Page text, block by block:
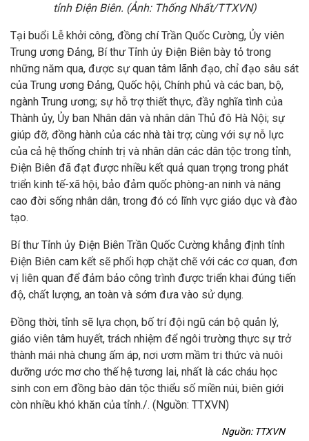
tỉnh Điện Biên. (Ảnh: Thống Nhất/TTXVN)
Tại buổi Lễ khởi công, đồng chí Trần Quốc Cường, Ủy viên
Trung ương Đảng, Bí thư Tỉnh ủy Điện Biên bày tỏ trong
những năm qua, được sự quan tâm lãnh đạo, chỉ đạo sâu sát
của Trung ương Đảng, Quốc hội, Chính phủ và các ban, bộ,
ngành Trung ương; sự hỗ trợ thiết thực, đầy nghĩa tình của
Thành ủy, Ủy ban Nhân dân và nhân dân Thủ đô Hà Nội; sự
giúp đỡ, đồng hành của các nhà tài trợ; cùng với sự nỗ lực
của cả hệ thống chính trị và nhân dân các dân tộc trong tỉnh,
Điện Biên đã đạt được nhiều kết quả quan trọng trong phát
triển kinh tế-xã hội, bảo đảm quốc phòng-an ninh và nâng
cao đời sống nhân dân, trong đó có lĩnh vực giáo dục và đào
tạo.
Bí thư Tỉnh ủy Điện Biên Trần Quốc Cường khẳng định tỉnh
Điện Biên cam kết sẽ phối hợp chặt chẽ với các cơ quan, đơn
vị liên quan để đảm bảo công trình được triển khai đúng tiến
độ, chất lượng, an toàn và sớm đưa vào sử dụng.
Đồng thời, tỉnh sẽ lựa chọn, bố trí đội ngũ cán bộ quản lý,
giáo viên tâm huyết, trách nhiệm để ngôi trường thực sự trở
thành mái nhà chung ấm áp, nơi ươm mầm tri thức và nuôi
dưỡng ước mơ cho thế hệ tương lai, nhất là các cháu học
sinh con em đồng bào dân tộc thiểu số miền núi, biên giới
còn nhiều khó khăn của tỉnh./. (Nguồn: TTXVN)
Nguồn: TTXVN